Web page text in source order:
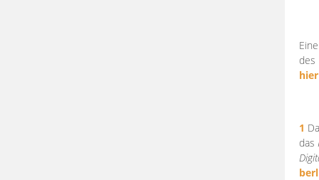
des
hier
1
das